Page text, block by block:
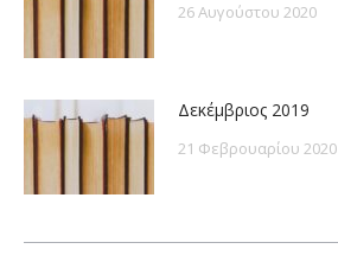
26 Αυγούστου 2020
Δεκέμβριος 2019
21 Φεβρουαρίου 2020